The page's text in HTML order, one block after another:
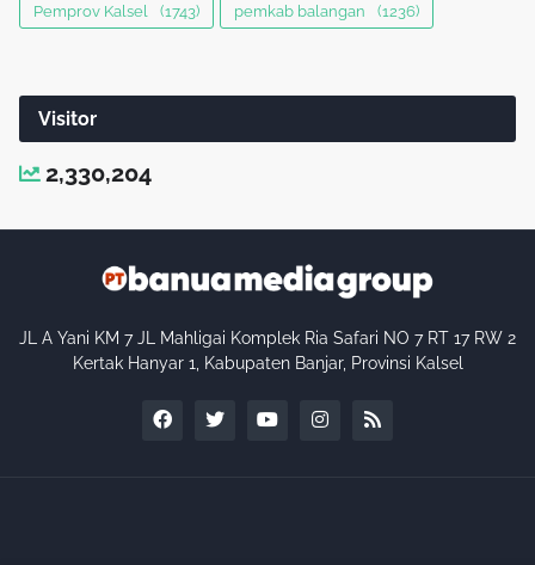
Pemprov Kalsel (1743) pemkab balangan (1236)
Visitor
2,330,204
JL A Yani KM 7 JL Mahligai Komplek Ria Safari NO 7 RT 17 RW 2
Kertak Hanyar 1, Kabupaten Banjar, Provinsi Kalsel